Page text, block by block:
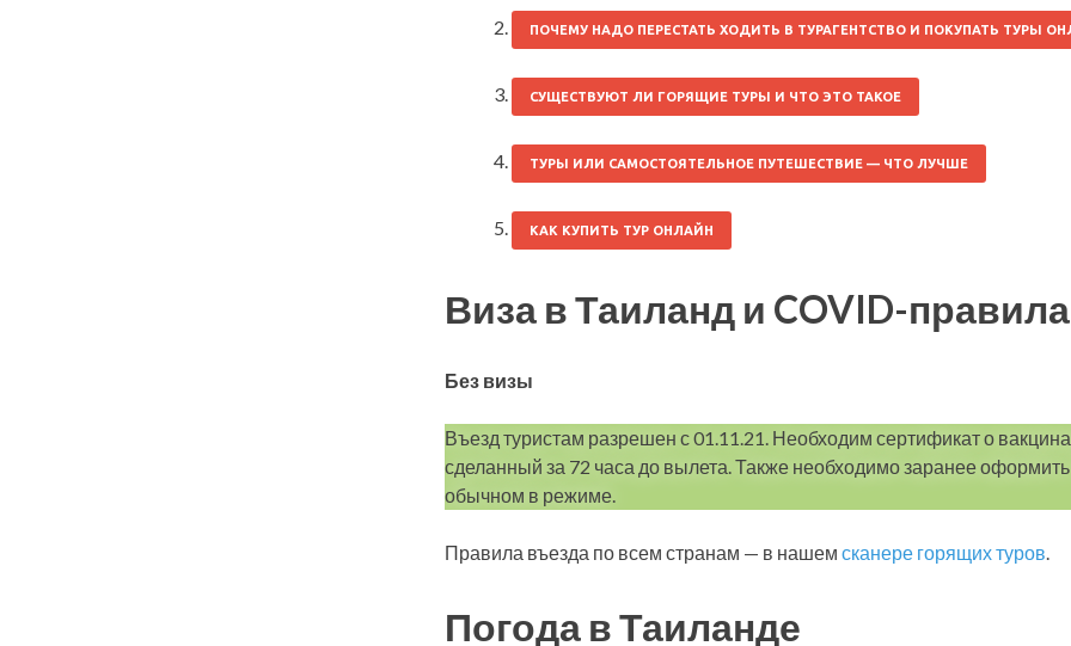
ПОЧЕМУ НАДО ПЕРЕСТАТЬ ХОДИТЬ В ТУРАГЕНТСТВО И ПОКУПАТЬ ТУРЫ
СУЩЕСТВУЮТ ЛИ ГОРЯЩИЕ ТУРЫ И ЧТО ЭТО ТАКОЕ
ТУРЫ ИЛИ САМОСТОЯТЕЛЬНОЕ ПУТЕШЕСТВИЕ — ЧТО ЛУЧШЕ
КАК КУПИТЬ ТУР ОНЛАЙН
Виза в Таиланд и COVID-правила
Без визы
Въезд туристам разрешен с 01.11.21. Необходим сертификат о
сделанный за 72 часа до вылета. Также необходимо заранее
обычном в режиме.
Правила въезда по всем странам — в нашем сканере горящих туров.
Погода в Таиланде